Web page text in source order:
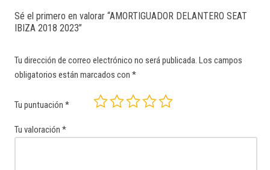
Sé el primero en valorar “AMORTIGUADOR DELANTERO SEAT
IBIZA 2018 2023”
Tu dirección de correo electrónico no será publicada. Los campos
obligatorios están marcados con *
Tu puntuación *
Tu valoración *